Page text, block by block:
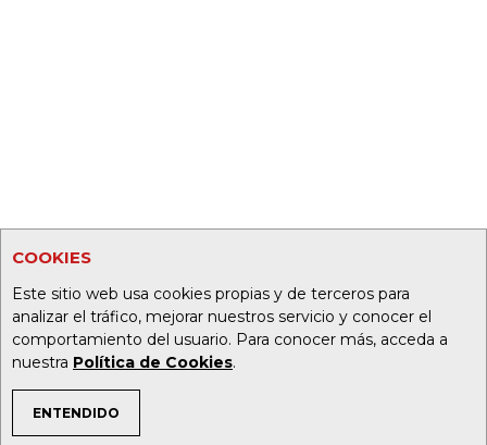
COOKIES
Este sitio web usa cookies propias y de terceros para
analizar el tráfico, mejorar nuestros servicio y conocer el
comportamiento del usuario. Para conocer más, acceda a
nuestra Política de Cookies.
ENTENDIDO
TEMAS DE INTERÉS